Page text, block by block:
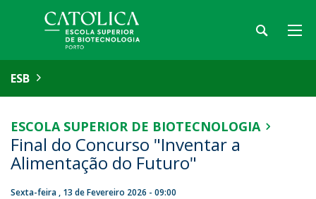
ESB
ESCOLA SUPERIOR DE BIOTECNOLOGIA
Final do Concurso "Inventar a
Alimentação do Futuro"
Sexta-feira , 13 de Fevereiro 2026 - 09:00